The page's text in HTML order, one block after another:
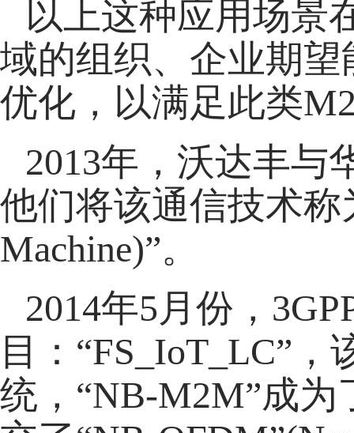
以上这种应用场景
域的组织、企业期
优化，以满足此类
2013年，沃达丰与
他们将该通信技术称
Machine)”。
2014年5月份，
目：“FS_IoT_LC”
统，“NB-M2M”成